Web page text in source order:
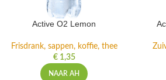
Active O2 Lemon
Frisdrank, sappen, koffie, thee
€1,35
NAAR AH